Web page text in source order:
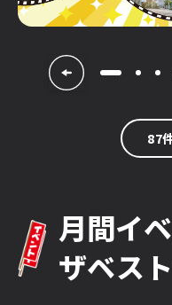
87
月間イ
ザベス